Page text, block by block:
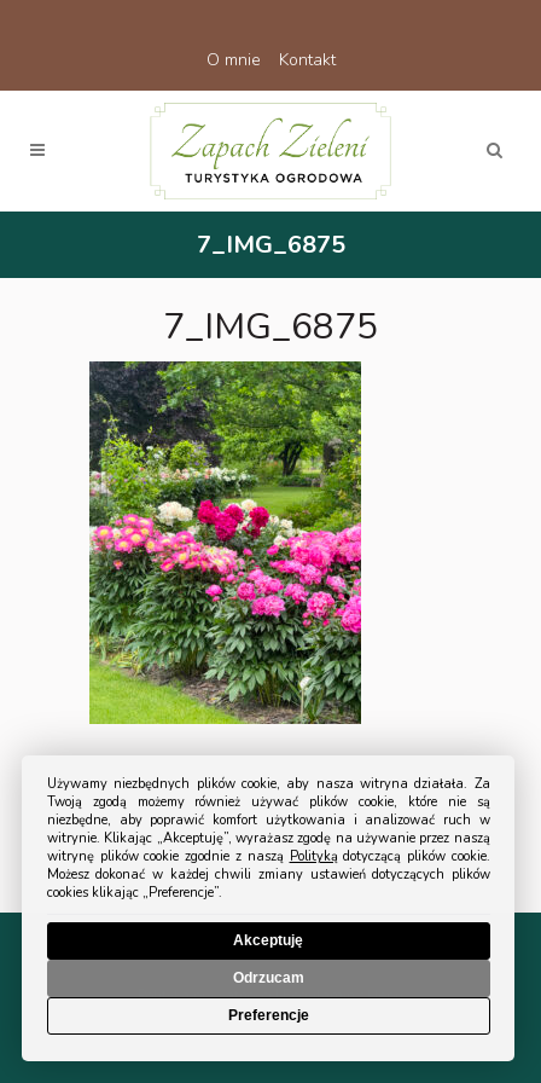
O mnie Kontakt
7_IMG_6875
7_IMG_6875
© 2024 All Rights Reserved Turystyka Ogrodowa.
Polityka prywatności|Regulamin sklepu
Używamy niezbędnych plików cookie, aby nasza witryna działała. Za
Twoją zgodą możemy również używać plików cookie, które nie są
niezbędne, aby poprawić komfort użytkowania i analizować ruch w
witrynie. Klikając „Akceptuję”, wyrażasz zgodę na używanie przez naszą
witrynę plików cookie zgodnie z naszą Polityką dotyczącą plików cookie.
Możesz dokonać w każdej chwili zmiany ustawień dotyczących plików
cookies klikając „Preferencje”.
Preferencje
Odrzucam
Akceptuję